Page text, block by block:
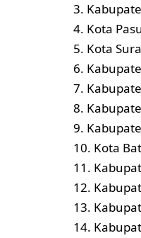
3.
4. Kota
5. Kota
6.
7.
8.
9.
10. Kota
11.
12.
13.
14.